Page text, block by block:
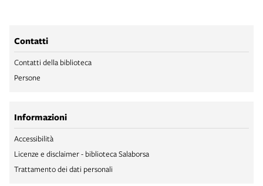
Contatti
Contatti della biblioteca
Persone
Informazioni
Accessibilità
Licenze e disclaimer - biblioteca Salaborsa
Trattamento dei dati personali